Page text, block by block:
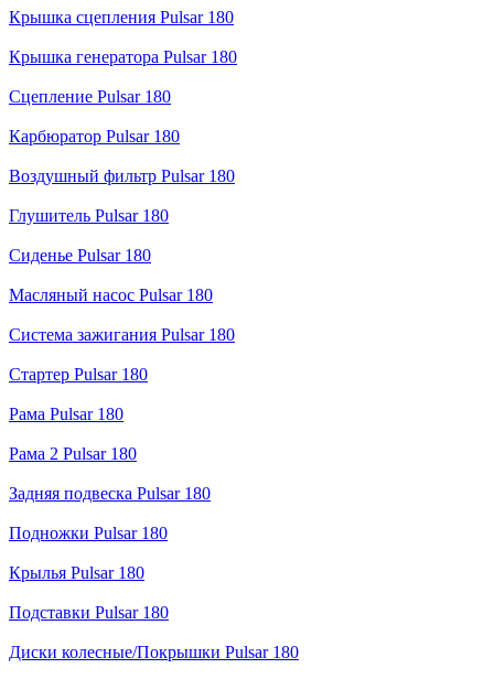
Крышка сцепления Pulsar 180
Крышка генератора Pulsar 180
Сцепление Pulsar 180
Карбюратор Pulsar 180
Воздушный фильтр Pulsar 180
Глушитель Pulsar 180
Сиденье Pulsar 180
Масляный насос Pulsar 180
Система зажигания Pulsar 180
Стартер Pulsar 180
Рама Pulsar 180
Рама 2 Pulsar 180
Задняя подвеска Pulsar 180
Подножки Pulsar 180
Крылья Pulsar 180
Подставки Pulsar 180
Диски колесные/Покрышки Pulsar 180